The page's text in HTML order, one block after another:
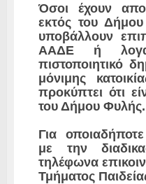
Όσοι έχουν
εκτός του
υποβάλλουν
ΑΑΔΕ ή
πιστοποιητικό
μόνιμης
προκύπτει ότι
του Δήμου Φυλής.
Για
με την
τηλέφωνα
Τμήματος